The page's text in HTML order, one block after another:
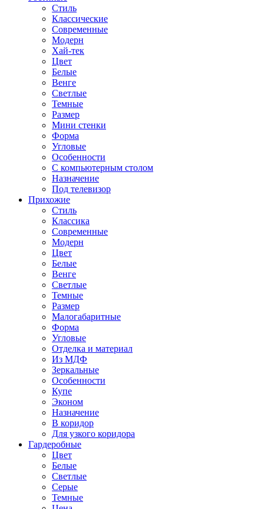
Стиль
Классические
Современные
Модерн
Хай-тек
Цвет
Белые
Венге
Светлые
Темные
Размер
Мини стенки
Форма
Угловые
Особенности
С компьютерным столом
Назначение
Под телевизор
Прихожие
Стиль
Классика
Современные
Модерн
Цвет
Белые
Венге
Светлые
Темные
Размер
Малогабаритные
Форма
Угловые
Отделка и материал
Из МДФ
Зеркальные
Особенности
Купе
Эконом
Назначение
В коридор
Для узкого коридора
Гардеробные
Цвет
Белые
Светлые
Серые
Темные